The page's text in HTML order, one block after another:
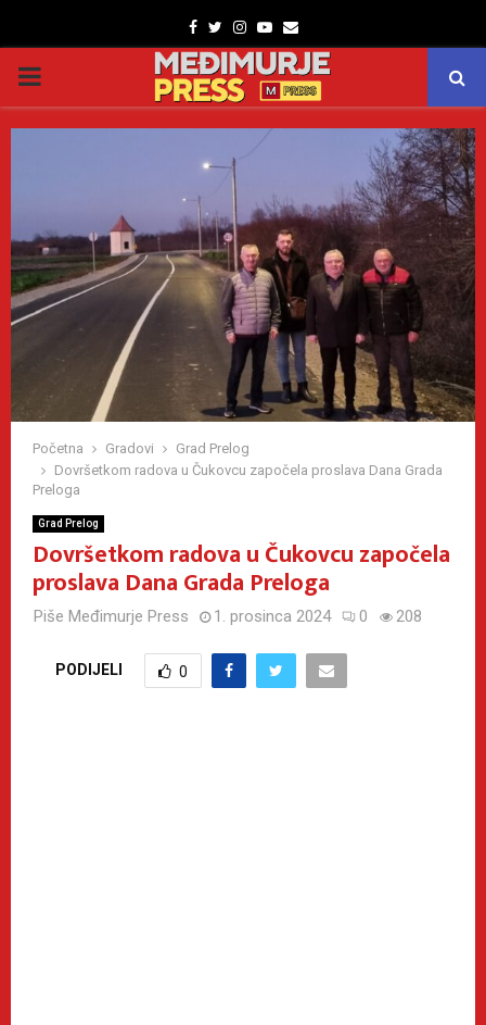
Facebook
TwitterInstagram
Youtube
Email
PRIMARY
MENU
Početna Gradovi
Grad Prelog
Dovršetkom radova u Čukovcu započela proslava Dana Grada
Preloga
Grad Prelog
Dovršetkom radova u Čukovcu započela
proslava Dana Grada Preloga
Piše Međimurje Press 1. prosinca 2024 0 208
PODIJELI 0